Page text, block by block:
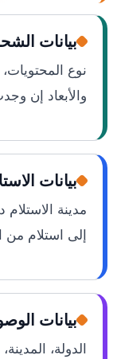
بيانات
نوع المحتويات،
والأبعاد إن
بيانات
مدينة
إلى استلام من
بيانات
الدولة،